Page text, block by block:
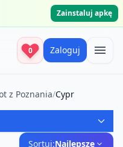
Zainstaluj apkę
0 Zaloguj
z Poznania/Cypr
Sortuj:Najlepsze